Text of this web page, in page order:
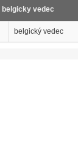
belgicky vedec
belgický vedec